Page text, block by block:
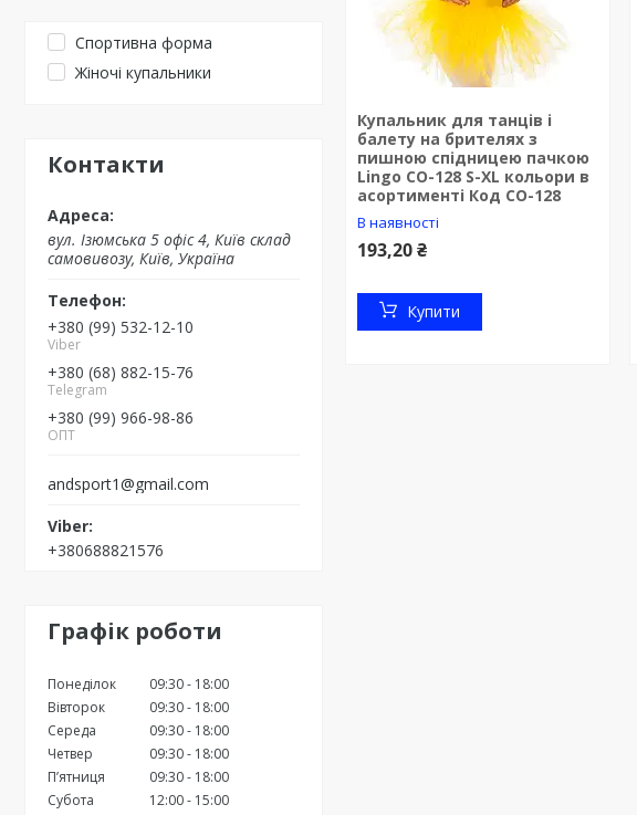
Спортивна форма
Жіночі купальники
Контакти
вул. Ізюмська 5 офіс 4, Київ склад
самовивозу, Київ, Україна
+380 (99) 532-12-10
Viber
+380 (68) 882-15-76
Telegram
+380 (99) 966-98-86
ОПТ
andsport1@gmail.com
+380688821576
Графік роботи
Понеділок 09:30
18:00
Вівторок
09:30
18:00
Середа
09:30
18:00
Четвер
09:30
18:00
Пʼятниця
09:30
18:00
Субота
12:00
15:00
Купальник для танців і
балету на брителях з
пишною спідницею пачкою
Lingo CO-128 S-XL кольори в
асортименті Код CO-128
В наявності
193,20 ₴
Купити